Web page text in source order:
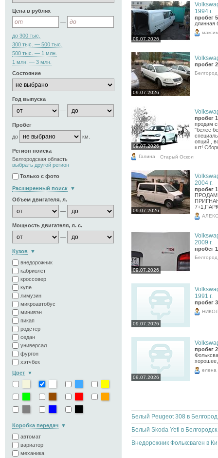
Цена в рублях
—
до 300 тыс.
300 тыс. — 500 тыс.
500 тыс. — 1 млн.
1 млн. — 3 млн.
Состояние
Год выпуска
—
Пробег
до
км.
Регион поиска
Белгородская область
выбрать другой регион
Только с фото
Расширенный поиск
Объем двигателя, л.
—
Мощность двигателя, л. с.
—
Кузов
внедорожник
кабриолет
кроссовер
купе
лимузин
микроавтобус
минивэн
пикап
родстер
седан
универсал
фургон
хэтчбек
Цвет
Коробка передач
автомат
вариатор
механика
09.07.2026
1994 г.
пробег
длинная
09.07.2026
пробег
Белгород
09.07.2026
пробег
продам
"белее
опций ,
шт!
Галина Старый Оскол
09.07.2026
2004 г.
пробег
ПРОДАМ
09.07.2026
2009 г.
пробег
Белгород
09.07.2026
1991 г.
пробег
09.07.2026
пробег
хорошее,
елена